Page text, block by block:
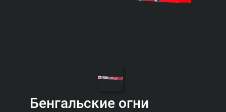
Бенгальские огни